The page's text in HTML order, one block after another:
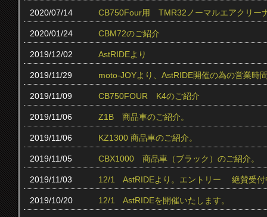
2020/07/14 CB750Four用 TMR32ノーマルエアクリー
2020/01/24 CBM72のご紹介
2019/12/02 AstRIDEより
2019/11/29 moto-JOYより、AstRIDE開催の為の営業時
2019/11/09 CB750FOUR K4のご紹介
2019/11/06 Z1B 商品車のご紹介。
2019/11/06 KZ1300 商品車のご紹介。
2019/11/05 CBX1000 商品車（ブラック）のご紹介。
2019/11/03 12/1 AstRIDEより。エントリー 絶賛受付
2019/10/20 12/1 AstRIDEを開催いたします。